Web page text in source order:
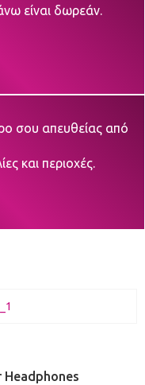
είναι δωρεάν.
σου απευθείας από
και περιοχές.
Headphones